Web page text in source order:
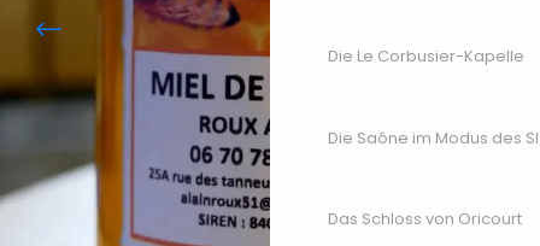
Die Le Corbusier-Kapelle
Die Saône im Modus des
Das Schloss von Oricourt